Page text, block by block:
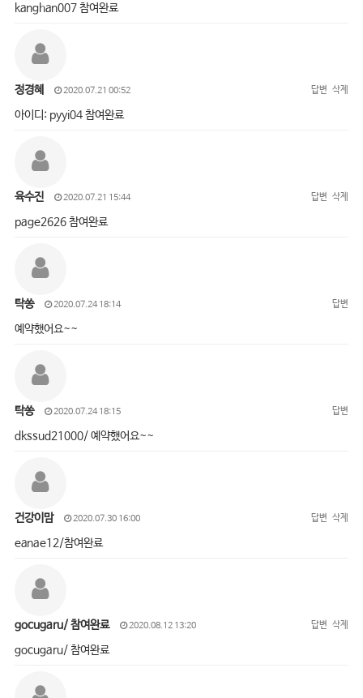
kanghan007 참여완료
정경혜 2020.07.21 00:52 답변 삭제
아이디: pyyi04 참여완료
육수진 2020.07.21 15:44 답변 삭제
page2626 참여완료
탁쏭 2020.07.24 18:14 답변
예약했어요~~
탁쏭 2020.07.24 18:15 답변
dkssud21000/ 예약했어요~~
건강이맘 2020.07.30 16:00 답변 삭제
eanae12/참여완료
gocugaru/ 참여완료 2020.08.12 13:20 답변 삭제
gocugaru/ 참여완료